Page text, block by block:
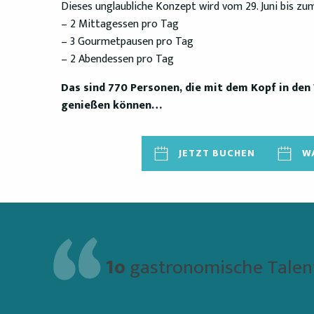
Dieses unglaubliche Konzept wird vom 29. Juni bis
– 2 Mittagessen pro Tag
– 3 Gourmetpausen pro Tag
– 2 Abendessen pro Tag
Das sind 770 Personen, die mit dem Kopf in
genießen können…
JETZT BUCHEN
1ogastronomische